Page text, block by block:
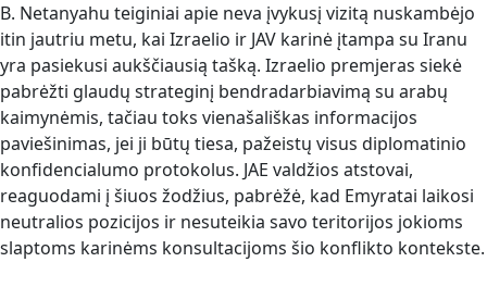
B. Netanyahu teiginiai apie neva įvykusį vizitą nuskambėjo
itin jautriu metu, kai Izraelio ir JAV karinė įtampa su Iranu
yra pasiekusi aukščiausią tašką. Izraelio premjeras siekė
pabrėžti glaudų strateginį bendradarbiavimą su arabų
kaimynėmis, tačiau toks vienašališkas informacijos
paviešinimas, jei ji būtų tiesa, pažeistų visus diplomatinio
konfidencialumo protokolus. JAE valdžios atstovai,
reaguodami į šiuos žodžius, pabrėžė, kad Emyratai laikosi
neutralios pozicijos ir nesuteikia savo teritorijos jokioms
slaptoms karinėms konsultacijoms šio konflikto kontekste.